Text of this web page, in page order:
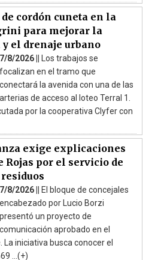
cordón cuneta en la
para mejorar la
el drenaje urbano
7/8/2026 || Los trabajos se
focalizan en el tramo que
conectará la avenida con una de las
arterias de acceso al loteo Terral 1.
por la cooperativa Clyfer con
exige explicaciones
Rojas por el servicio de
7/8/2026 || El bloque de concejales
encabezado por Lucio Borzi
presentó un proyecto de
comunicación aprobado en el
La iniciativa busca conocer el
...(+)